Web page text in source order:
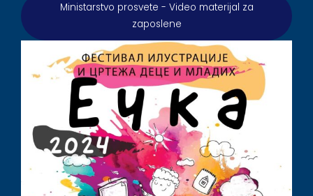
Ministarstvo prosvete - Video materijal za
zaposlene